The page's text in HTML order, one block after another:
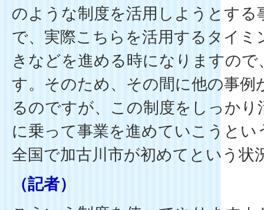
のような制度を活用しようとす
で、実際こちらを活用するタイミ
きなどを進める時になりますの
す。そのため、その間に他の事例
るのですが、この制度をしっか
に乗って事業を進めていこうと
全国で加古川市が初めてという状
（記者）